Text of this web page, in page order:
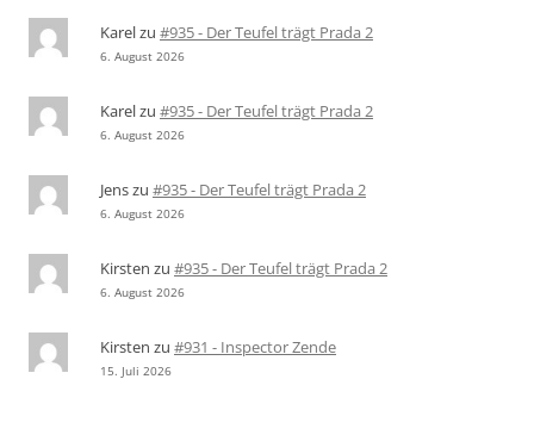
Karelzu #935 - Der Teufel trägt Prada 2
6. August 2026
Karelzu #935 - Der Teufel trägt Prada 2
6. August 2026
Jenszu #935 - Der Teufel trägt Prada 2
6. August 2026
Kirsten zu #935 - Der Teufel trägt Prada 2
6. August 2026
Kirsten zu #931 - Inspector Zende
15. Juli 2026